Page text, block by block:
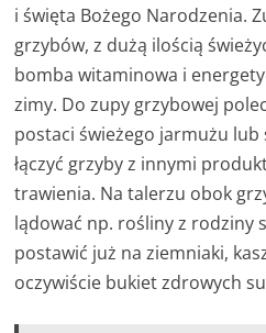
i święta Bożego Narodzenia.
grzybów, z dużą ilością
bomba witaminowa i
zimy. Do zupy grzybowej
postaci świeżego jarmużu lub
łączyć grzyby z innymi
trawienia. Na talerzu obok
lądować np. rośliny z rodziny
postawić już na ziemniaki,
oczywiście bukiet zdrowych